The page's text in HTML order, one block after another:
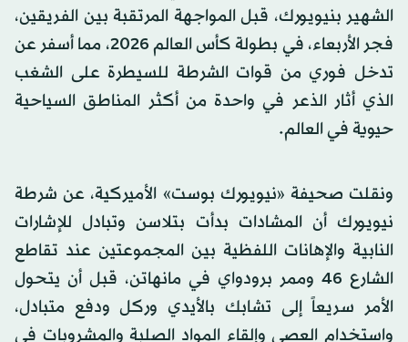
الشهير بنيويورك، قبل المواجهة المرتقبة بين الفريقين،
فجر الأربعاء، في بطولة كأس العالم 2026، مما أسفر عن
تدخل فوري من قوات الشرطة للسيطرة على الشغب
الذي أثار الذعر في واحدة من أكثر المناطق السياحية
حيوية في العالم.
ونقلت صحيفة «نيويورك بوست» الأميركية، عن شرطة
نيويورك أن المشادات بدأت بتلاسن وتبادل للإشارات
النابية والإهانات اللفظية بين المجموعتين عند تقاطع
الشارع 46 وممر برودواي في مانهاتن، قبل أن يتحول
الأمر سريعاً إلى تشابك بالأيدي وركل ودفع متبادل،
واستخدام العصي وإلقاء المواد الصلبة والمشروبات في